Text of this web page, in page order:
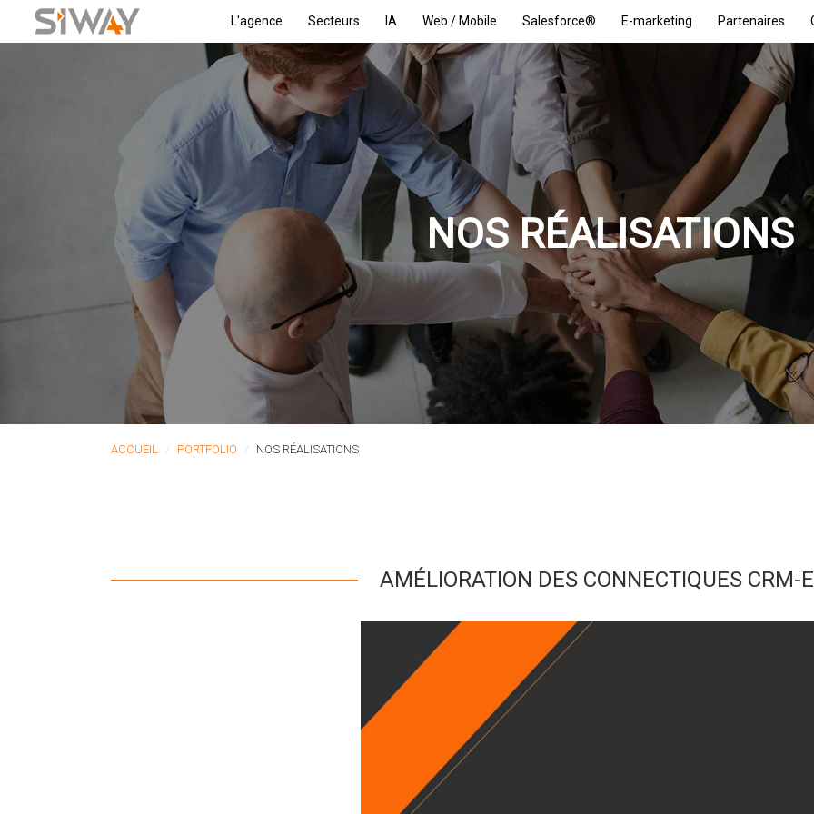
L'agence Secteurs IA Web / Mobile Salesforce® E-marketing Partenaires
NOS RÉALISATIONS
ACCUEIL PORTFOLIO NOS RÉALISATIONS
AMÉLIORATION DES CONNECTIQUES CRM-